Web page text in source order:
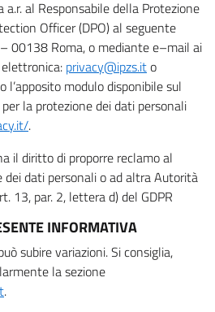
al Responsabile della Protezione
Officer (DPO) al seguente
00138 Roma, o mediante e–mail ai
privacy@ipzs.ito
l’apposito modulo disponibile sul
la protezione dei dati personali
.
il diritto di proporre reclamo al
dei dati personali o ad altra Autorità
13, par. 2, lettera d) del GDPR
INFORMATIVA
subire variazioni. Si consiglia,
la sezione
.